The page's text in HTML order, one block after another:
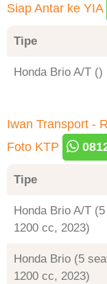
Siap Antar ke YIA
Tipe
Honda Brio A/T ()
Iwan Transport -
Foto KTP
Tipe
Honda Brio A/T
1200 cc, 2023)
Honda Brio (5
1200 cc, 2023)